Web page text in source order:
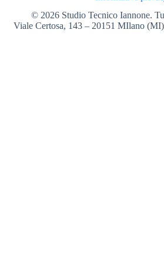
© 2026 Studio Tecnico Iannone.
Viale Certosa, 143 – 20151 MIlano